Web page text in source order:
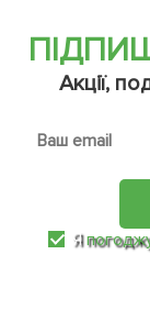
Акції,
Я